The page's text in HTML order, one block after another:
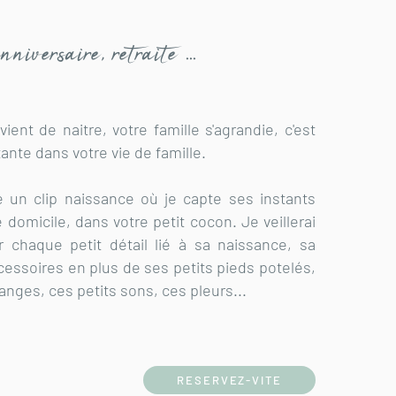
retraite ...
de naitre, votre famille s'agrandie, c'est
dans votre vie de famille.
un clip naissance où je capte ses instants
domicile, dans votre petit cocon. Je veillerai
chaque petit détail lié à sa naissance, sa
en plus de ses petits pieds potelés,
ces petits sons, ces pleurs...
RESERVEZ-VITE